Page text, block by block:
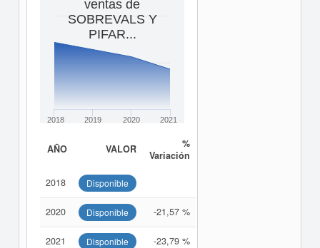
ventas de
SOBREVALS Y
PIFAR...
2018 2019 2020 2021
AÑO VALOR
%
Variación
2018 Disponible
2020 Disponible -21,57 %
2021 Disponible -23,79 %